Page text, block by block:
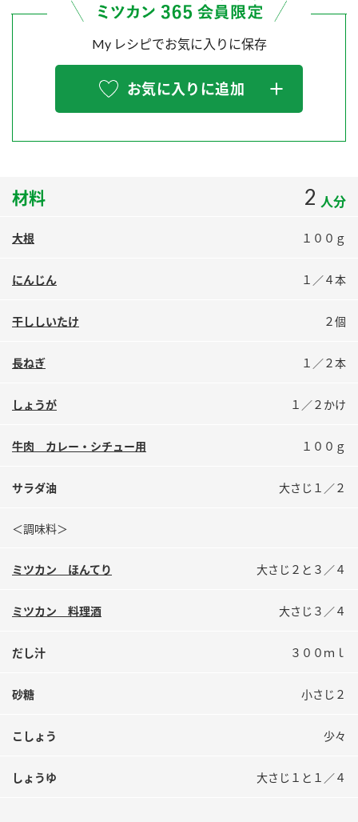
炊き込みご飯の素 米飯用調味液
Fibee
三ツ判山吹
スペシャルサイト
お酢を知ろう！
すしラボ
納豆の豆知識
ロングセラー商品 ＋ おすすめレシピ
お客様の声をいかしました
販売終了製品のご案内
よくあるご質問
My レシピでお気に入りに保存
お気に入りに追加
材料 2 人分
大根 １００ｇ
にんじん １／４本
干ししいたけ ２個
長ねぎ １／２本
しょうが １／２かけ
牛肉 カレー・シチュー用 １００ｇ
サラダ油 大さじ１／２
＜調味料＞
ミツカン ほんてり 大さじ２と３／４
ミツカン 料理酒 大さじ３／４
だし汁 ３００ｍｌ
砂糖 小さじ２
こしょう 少々
しょうゆ 大さじ１と１／４